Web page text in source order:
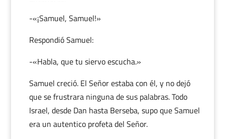
-«¡Samuel, Samuel!»
Respondió Samuel:
-«Habla, que tu siervo escucha.»
Samuel creció. El Señor estaba con él, y no dejó
que se frustrara ninguna de sus palabras. Todo
Israel, desde Dan hasta Berseba, supo que Samuel
era un autentico profeta del Señor.